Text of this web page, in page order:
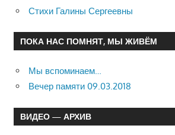
Стихи Галины Сергеевны
ПОКА НАС ПОМНЯТ, МЫ ЖИВЁМ
Мы вспоминаем…
Вечер памяти 09.03.2018
ВИДЕО — АРХИВ